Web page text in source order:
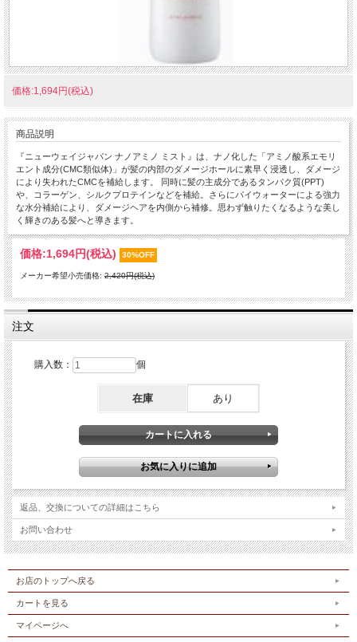
価格:1,694円(税込)
商品説明
『ニューウェイジャパン ナノアミノ ミスト』は、ナノ化した「アミノ酸系エモリ
エント成分(CMC類似体)」が髪の内部のダメージホールに素早く浸透し、ダメージ
により失われたCMCを補給します。 同時に髪の主成分であるタンパク質(PPT)
や、コラーゲン、シルクプロテインなどを補給。さらにパイウォーターによる強力
な水分補給により、ダメージヘアを内側から補修。思わず触りたくなるような美し
く輝きのある髪へと導きます。
価格:1,694円(税込) 30%OFF
メーカー希望小売価格: 2,420円(税込)
注文
購入数： 個
在庫 あり
返品、交換についての詳細はこちら
お問い合わせ
お店のトップへ戻る
カートを見る
マイページへ